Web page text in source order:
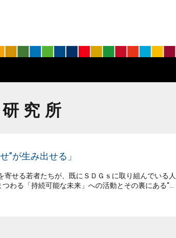
究所
”が生み出せる」
せる若者たちが、既にＳＤＧｓに取り組んでいる
わる「持続可能な未来」への活動とその裏にある“...